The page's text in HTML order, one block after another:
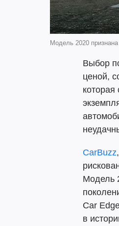
Модель 2020
Выбор
ценой,
CarBuzz
Модель
Car
в